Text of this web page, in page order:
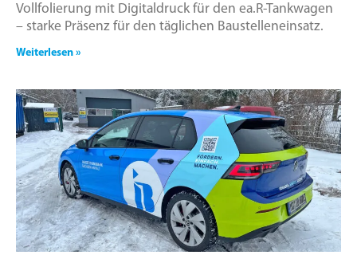
Vollfolierung mit Digitaldruck für den ea.R-Tankwagen
– starke Präsenz für den täglichen Baustelleneinsatz.
Weiterlesen »